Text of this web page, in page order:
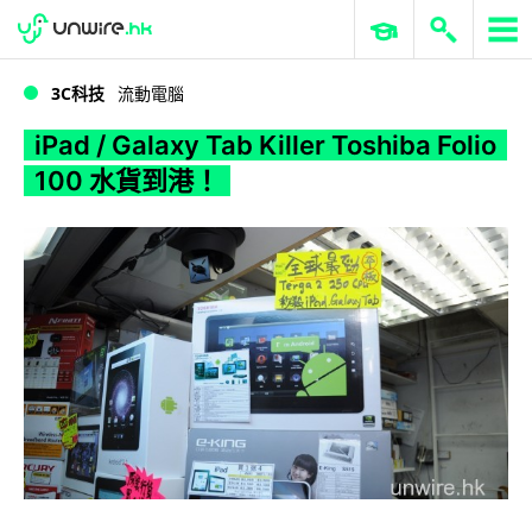
WWDC 2026 ERP 與商業 AI
3C科技 流動電腦
iPad / Galaxy Tab Killer Toshiba Folio
100 水貨到港！